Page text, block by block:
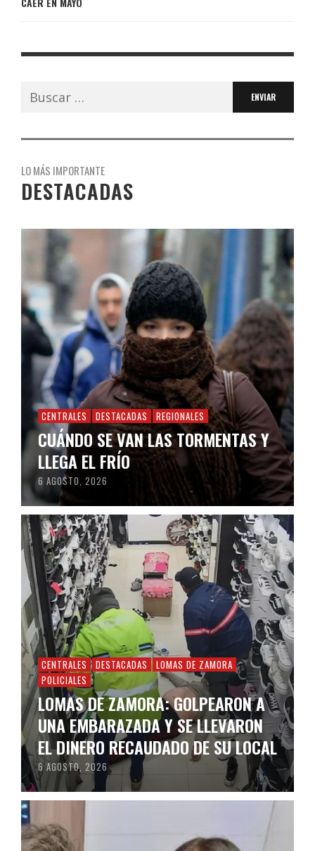
Buscar:
LO MÁS IMPORTANTE
DESTACADAS
CENTRALES DESTACADAS REGIONALES
CUÁNDO SE VAN LAS TORMENTAS Y
LLEGA EL FRÍO
6 AGOSTO, 2026
CENTRALES DESTACADAS
LOMAS DE ZAMORA
POLICIALES
LOMAS DE ZAMORA: GOLPEARON A
UNA EMBARAZADA Y SE LLEVARON
EL DINERO RECAUDADO DE SU LOCAL
6 AGOSTO, 2026